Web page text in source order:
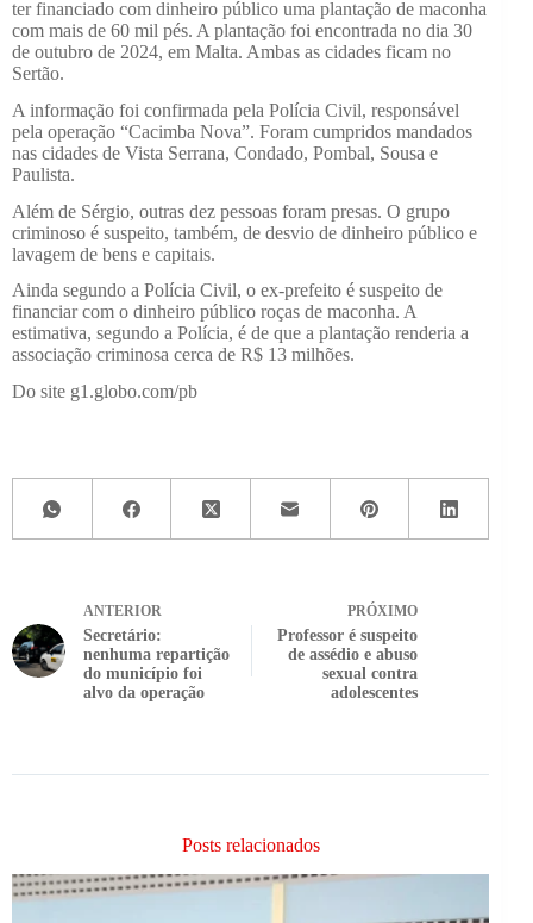
ter financiado com dinheiro público uma plantação de maconha
com mais de 60 mil pés. A plantação foi encontrada no dia 30
de outubro de 2024, em Malta. Ambas as cidades ficam no
Sertão.
A informação foi confirmada pela Polícia Civil, responsável
pela operação “Cacimba Nova”. Foram cumpridos mandados
nas cidades de Vista Serrana, Condado, Pombal, Sousa e
Paulista.
Além de Sérgio, outras dez pessoas foram presas. O grupo
criminoso é suspeito, também, de desvio de dinheiro público e
lavagem de bens e capitais.
Ainda segundo a Polícia Civil, o ex-prefeito é suspeito de
financiar com o dinheiro público roças de maconha. A
estimativa, segundo a Polícia, é de que a plantação renderia a
associação criminosa cerca de R$ 13 milhões.
Do site g1.globo.com/pb
ANTERIOR
Secretário:
nenhuma repartição
do município foi
alvo da operação
PRÓXIMO
Professor é suspeito
de assédio e abuso
sexual contra
adolescentes
Posts relacionados